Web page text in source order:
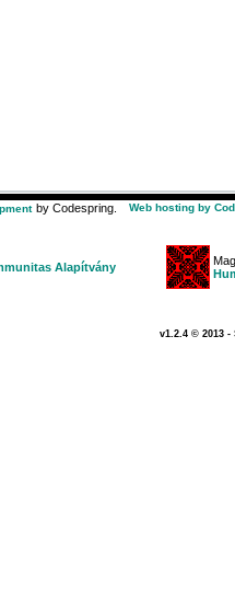
by Codespring. Web hosting by
Alapítvány
v1.2.4 © 2013